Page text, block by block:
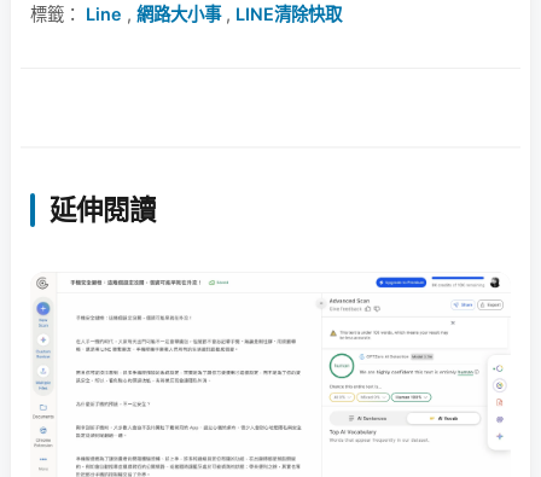
標籤： Line , 網路大小事, LINE清除快取
延伸閱讀